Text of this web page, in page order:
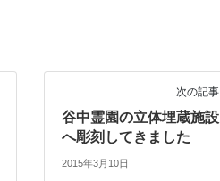
次の記事
谷中霊園の立体埋蔵施設
へ彫刻してきました
2015年3月10日